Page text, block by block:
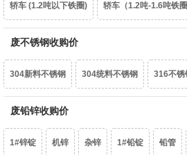
SJ变压器 S9-50以下 S9-80KVA
废锡（63%） 机械镁
轿车 (1.2吨以下铁圈) 轿车（1.2吨-1.6吨铁圈
轿车（1.2吨-1.6吨铝圈）
面包车(铝圈) 皮卡车(铁圈) 皮卡车(铝圈)
柴油皮卡车（铝圈）
货车(8吨以上)(集装箱、自卸车减50元/吨)
废不锈钢收购价
304新料不锈钢 304统料不锈钢 316不锈
含镍20%不锈钢
废铅锌收购价
1#锌锭 机锌 杂锌 1#铅锭 铅管